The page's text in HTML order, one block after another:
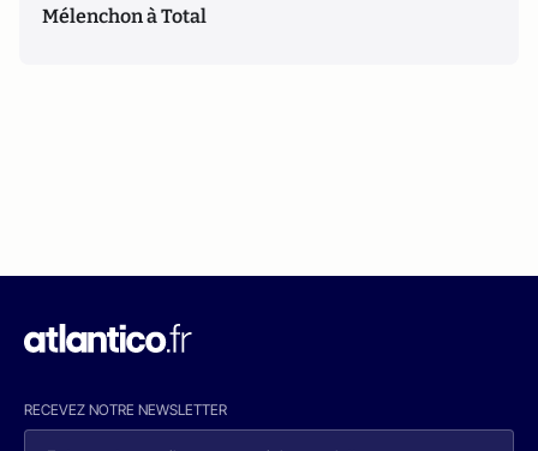
Mélenchon à Total
RECEVEZ NOTRE NEWSLETTER